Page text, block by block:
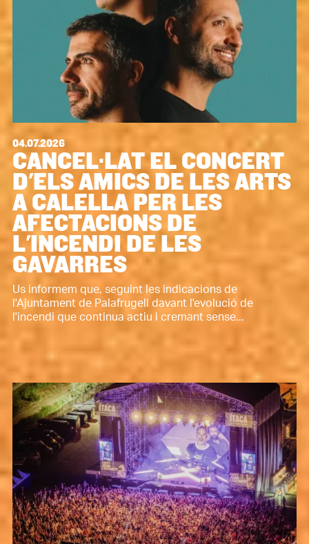
04.07.2026
CANCEL·LAT EL CONCERT
D'ELS AMICS DE LES ARTS
A CALELLA PER LES
AFECTACIONS DE
L'INCENDI DE LES
GAVARRES
Us informem que, seguint les indicacions de
l'Ajuntament de Palafrugell davant l'evolució de
l'incendi que continua actiu i cremant sense...